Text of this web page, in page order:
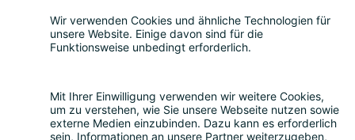
Teilnahme
Bitkom Events App